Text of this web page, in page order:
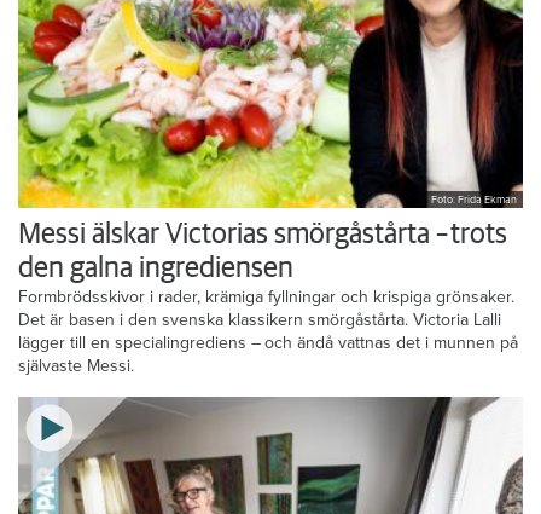
Foto: Frida Ekman
Messi älskar Victorias smörgåstårta – trots
den galna ingrediensen
Formbrödsskivor i rader, krämiga fyllningar och krispiga grönsaker.
Det är basen i den svenska klassikern smörgåstårta. Victoria Lalli
lägger till en specialingrediens – och ändå vattnas det i munnen på
självaste Messi.